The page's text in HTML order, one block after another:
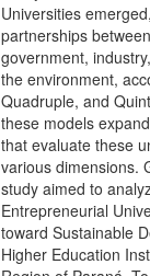
Universities
partnerships
government,
the environment,
Quadruple, and
these models
that evaluate these
various dimensions.
study aimed to
Entrepreneurial
toward Sustainable
Higher Education